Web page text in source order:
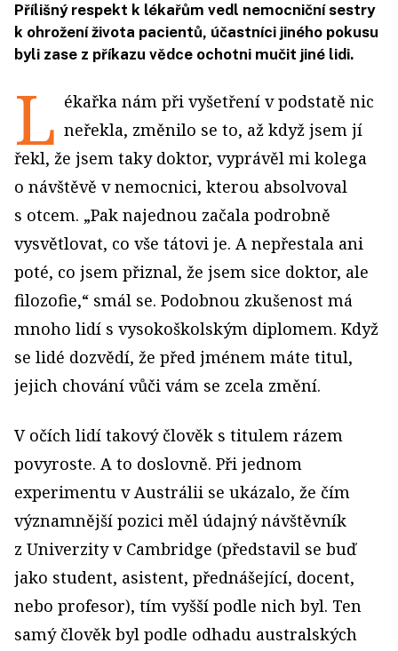
Přílišný respekt k lékařům vedl nemocniční sestry
k ohrožení života pacientů, účastníci jiného pokusu
byli zase z příkazu vědce ochotni mučit jiné lidi.
L ékařka nám při vyšetření v podstatě nic
neřekla, změnilo se to, až když jsem jí
řekl, že jsem taky doktor, vyprávěl mi kolega
o návštěvě v nemocnici, kterou absolvoval
s otcem. „Pak najednou začala podrobně
vysvětlovat, co vše tátovi je. A nepřestala ani
poté, co jsem přiznal, že jsem sice doktor, ale
filozofie,“ smál se. Podobnou zkušenost má
mnoho lidí s vysokoškolským diplomem. Když
se lidé dozvědí, že před jménem máte titul,
jejich chování vůči vám se zcela změní.
V očích lidí takový člověk s titulem rázem
povyroste. A to doslovně. Při jednom
experimentu v Austrálii se ukázalo, že čím
významnější pozici měl údajný návštěvník
z Univerzity v Cambridge (představil se buď
jako student, asistent, přednášející, docent,
nebo profesor), tím vyšší podle nich byl. Ten
samý člověk byl podle odhadu australských